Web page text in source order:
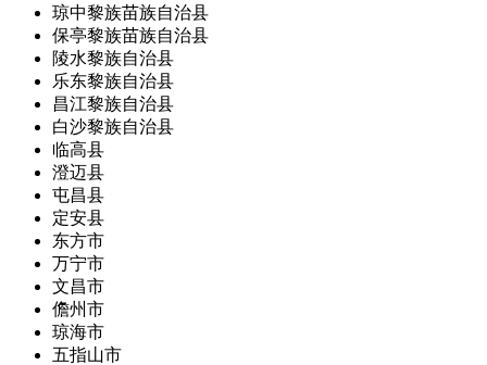
琼中黎族苗族自治县
保亭黎族苗族自治县
陵水黎族自治县
乐东黎族自治县
昌江黎族自治县
白沙黎族自治县
临高县
澄迈县
屯昌县
定安县
东方市
万宁市
文昌市
儋州市
琼海市
五指山市